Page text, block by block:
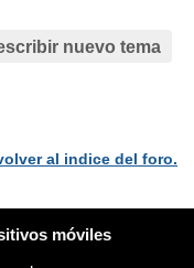
nuevo tema
al indice del foro.
móviles